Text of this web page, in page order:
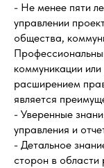
- Не менее пяти
управлении
общества,
коммуникации
расширением
является
- Уверенные
управления и
- Детальное
сторон в области